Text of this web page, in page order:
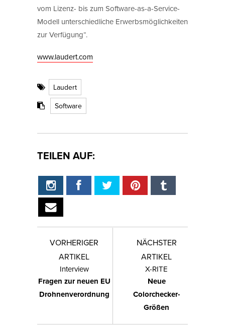
vom Lizenz- bis zum Software-as-a-Service-
Modell unterschiedliche Erwerbsmöglichkeiten
zur Verfügung“.
www.laudert.com
Laudert
Software
TEILEN AUF:
VORHERIGER
ARTIKEL
Interview
Fragen zur neuen EU
Drohnenverordnung
NÄCHSTER
ARTIKEL
X-RITE
Neue
Colorchecker-
Größen